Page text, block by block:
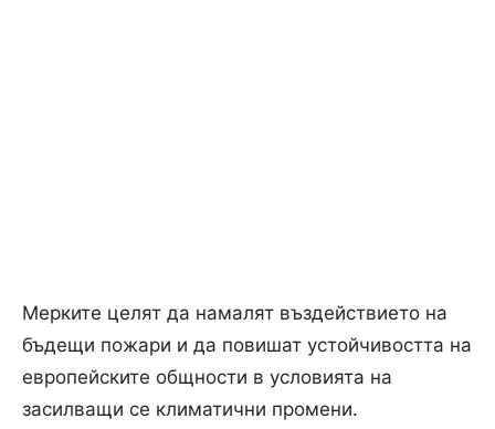
Мерките целят да намалят въздействието на
бъдещи пожари и да повишат устойчивостта на
европейските общности в условията на
засилващи се климатични промени.